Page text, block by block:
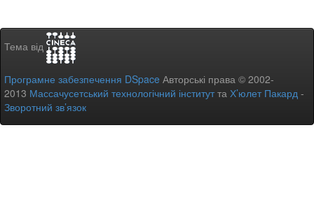
Тема від
Програмне забезпечення DSpace Авторські права © 2002-
2013 Массачусетський технологічний інститутта Х’юлет Пакард -
Зворотний зв’язок